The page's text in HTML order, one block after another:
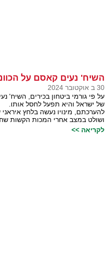
השיח' נעים קאסם על
30 ב אוקטובר 2024
על פי גורמי ביטחון בכירים,
של ישראל והיא תפעל לחסל אותו.
להערכתם, מינויו נעשה בלחץ
ושולט במצב אחרי המכות הקשות
לקריאה >>